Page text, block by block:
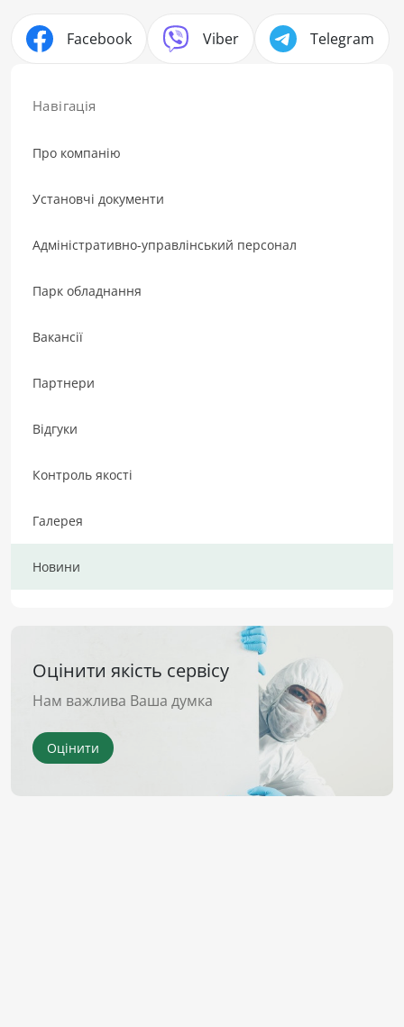
Навігація
Про компанію
Установчі документи
Адміністративно-управлінський персонал
Парк обладнання
Вакансії
Партнери
Відгуки
Контроль якості
Галерея
Новини
Оцінити якість сервісу
Нам важлива Ваша думка
Оцінити
Facebook Viber Telegram